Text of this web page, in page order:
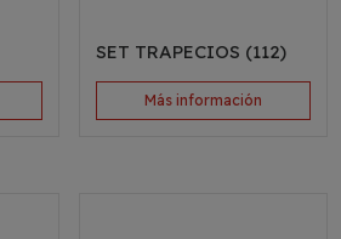
SET TRAPECIOS (112)
Más información